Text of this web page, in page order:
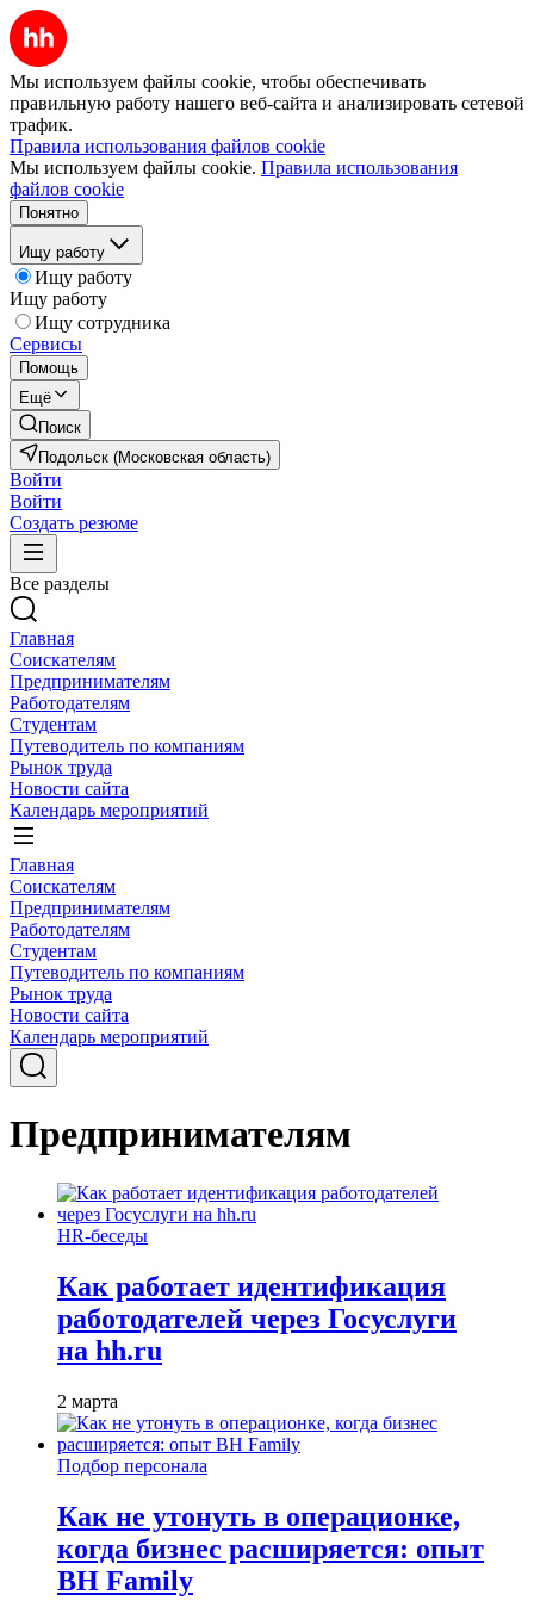
Мы используем файлы cookie, чтобы обеспечивать
правильную работу нашего веб-сайта и анализировать сетевой
трафик.
Правила использования файлов cookie
Мы используем файлы cookie. Правила использования
файлов cookie
Понятно
Ищу работу
Ищу работу
Ищу работу
Ищу сотрудника
Сервисы
Помощь
Ещё
Поиск
Подольск (Московская область)
Войти
Войти
Создать резюме
Все разделы
Главная
Соискателям
Предпринимателям
Работодателям
Студентам
Путеводитель по компаниям
Рынок труда
Новости сайта
Календарь мероприятий
Главная
Соискателям
Предпринимателям
Работодателям
Студентам
Путеводитель по компаниям
Рынок труда
Новости сайта
Календарь мероприятий
Предпринимателям
HR-беседы
Как работает идентификация
работодателей через Госуслуги
на hh.ru
2 марта
Подбор персонала
Как не утонуть в операционке,
когда бизнес расширяется: опыт
BH Family